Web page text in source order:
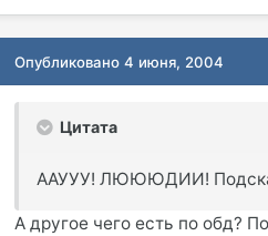
Опубликовано4 июня, 2004
Цитата
ААУУУ! ЛЮЮЮДИИ!
А другое чего есть по обд?